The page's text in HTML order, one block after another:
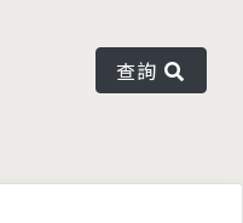
查詢